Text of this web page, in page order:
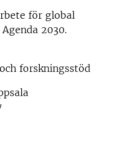
för global
2030.
forskningsstöd